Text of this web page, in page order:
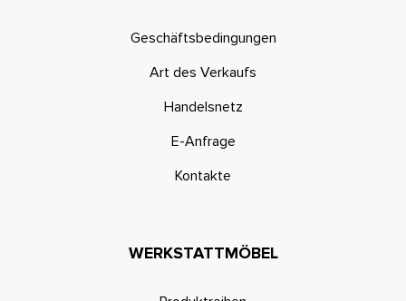
Geschäftsbedingungen
Art des Verkaufs
Handelsnetz
E-Anfrage
Kontakte
WERKSTATTMÖBEL